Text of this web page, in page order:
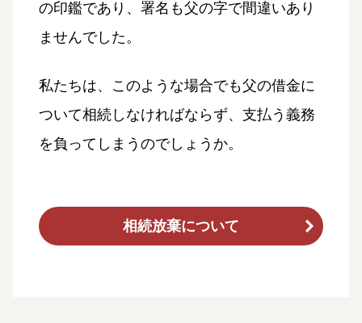
の印鑑であり、署名も父の字で間違いあり
ませんでした。
私たちは、このような場合でも父の借金に
ついて相続しなければならず、支払う義務
を負ってしまうのでしょうか。
相続放棄について